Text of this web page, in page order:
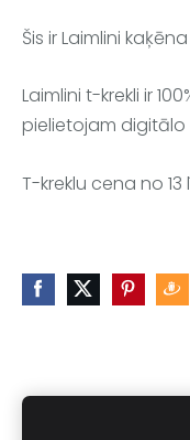
Šis ir Laimlini
Laimlini t-krekli ir
pielietojam digitālo
T-kreklu cena no 13